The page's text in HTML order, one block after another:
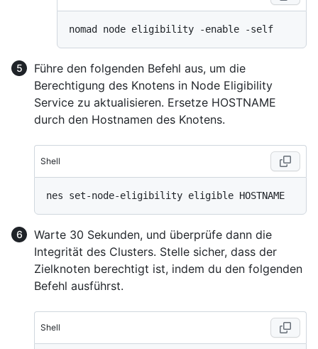
Führe den folgenden Befehl aus, um die
Berechtigung des Knotens in Node Eligibility
Service zu aktualisieren. Ersetze HOSTNAME
durch den Hostnamen des Knotens.
Shell
Warte 30 Sekunden, und überprüfe dann die
Integrität des Clusters. Stelle sicher, dass der
Zielknoten berechtigt ist, indem du den folgenden
Befehl ausführst.
Shell